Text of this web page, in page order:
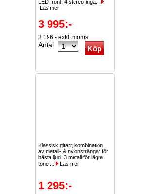
LED-front, 4 stereo-ingå...
Läs mer
3 995:-
3 196:- exkl. moms
Antal
Klassisk gitarr, kombination
av metall- & nylonsträngar för
bästa ljud. 3 metall för lägre
toner...
Läs mer
1 295:-